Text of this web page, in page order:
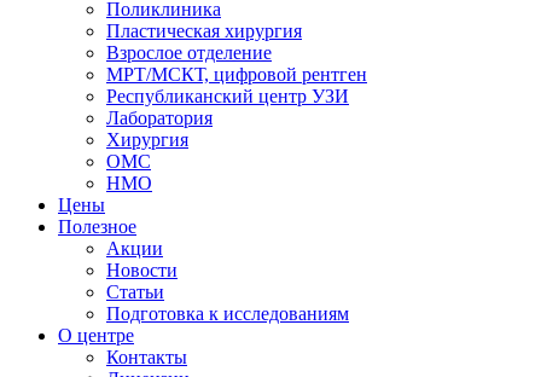
Поликлиника
Пластическая хирургия
Взрослое отделение
МРТ/МСКТ, цифровой рентген
Республиканский центр УЗИ
Лаборатория
Хирургия
ОМС
НМО
Цены
Полезное
Акции
Новости
Статьи
Подготовка к исследованиям
О центре
Контакты